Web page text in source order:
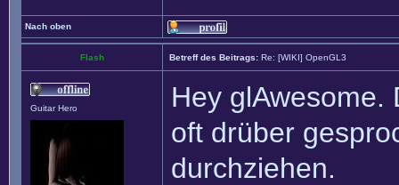
Nach oben
Flash Betreff des Beitrags: Re: [WIKI] OpenGL3
Guitar Hero
Hey glAwesome.
oft drüber
durchziehen.